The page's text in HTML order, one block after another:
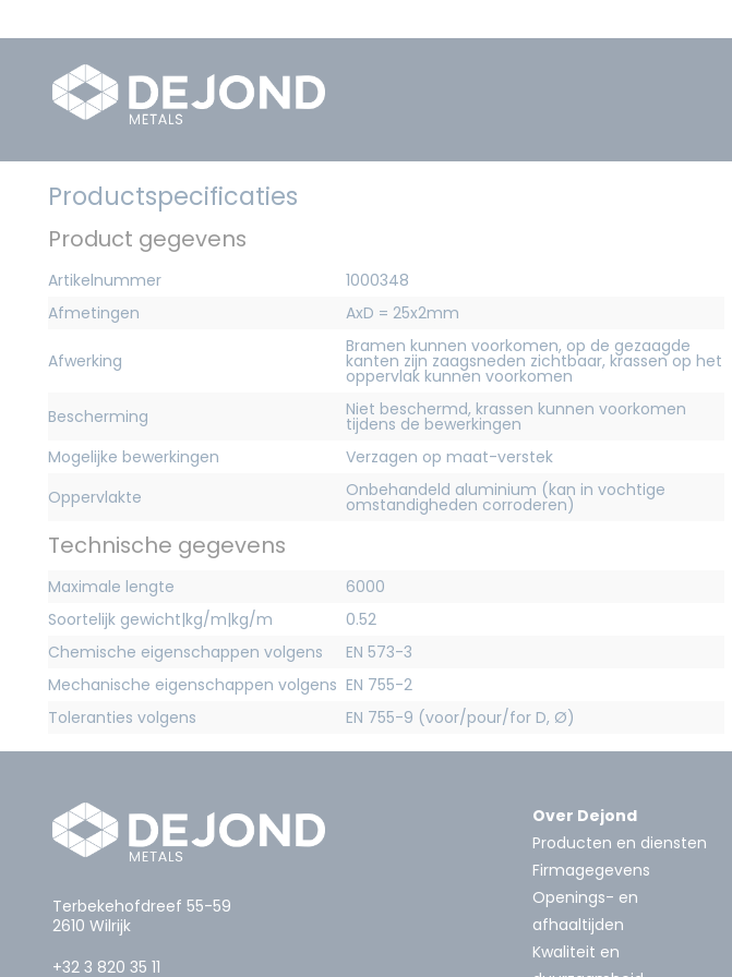
Productspecificaties
Product gegevens
Artikelnummer
1000348
Afmetingen
AxD = 25x2mm
Afwerking
Bramen kunnen voorkomen, op de gezaagde
kanten zijn zaagsneden zichtbaar, krassen op het
oppervlak kunnen voorkomen
Bescherming
Niet beschermd, krassen kunnen voorkomen
tijdens de bewerkingen
Mogelijke bewerkingen
Verzagen op maat-verstek
Oppervlakte
Onbehandeld aluminium (kan in vochtige
omstandigheden corroderen)
Technische gegevens
Maximale lengte
6000
Soortelijk gewicht|kg/m|kg/m
0.52
Chemische eigenschappen volgens
EN 573-3
Mechanische eigenschappen volgens EN 755-2
Toleranties volgens
EN 755-9 (voor/pour/for D, Ø)
Terbekehofdreef 55-59
2610 Wilrijk
+32 3 820 35 11
Over Dejond
Producten en diensten
Firmagegevens
Openings- en
afhaaltijden
Kwaliteit en